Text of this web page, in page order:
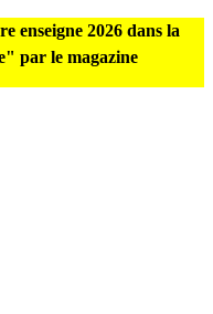
enseigne 2026 dans la
par le magazine